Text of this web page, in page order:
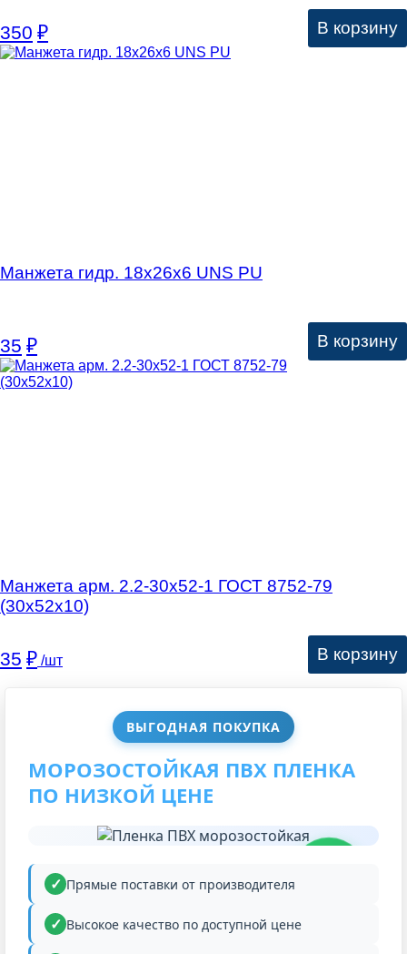
ВЫГОДНАЯ ПОКУПКА
МОРОЗОСТОЙКАЯ ПВХ ПЛЕНКА
ПО НИЗКОЙ ЦЕНЕ
Прямые поставки от производителя
Высокое качество по доступной цене
350 ₽ В корзину
Манжета гидр. 18х26х6 UNS PU
35 ₽ В корзину
Манжета арм. 2.2-30х52-1 ГОСТ 8752-79
(30х52х10)
35 ₽ /шт В корзину